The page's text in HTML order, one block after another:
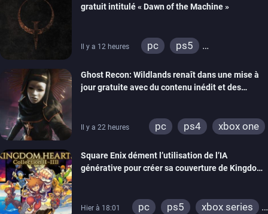
gratuit intitulé « Dawn of the Machine »
Il y a 12 heures pc
ps5
ps4
xbox one
nintendo 64
Ghost Recon: Wildlands renaît dans une mise à
jour gratuite avec du contenu inédit et des
Il y a 22 heures pc ps4 xbox one
Square Enix dément l’utilisation de l’IA
générative pour créer sa couverture de Kingdom
Hier à 18:01 pc ps5
xbox series